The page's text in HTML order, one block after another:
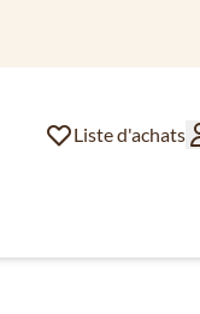
Liste d'achats
de café